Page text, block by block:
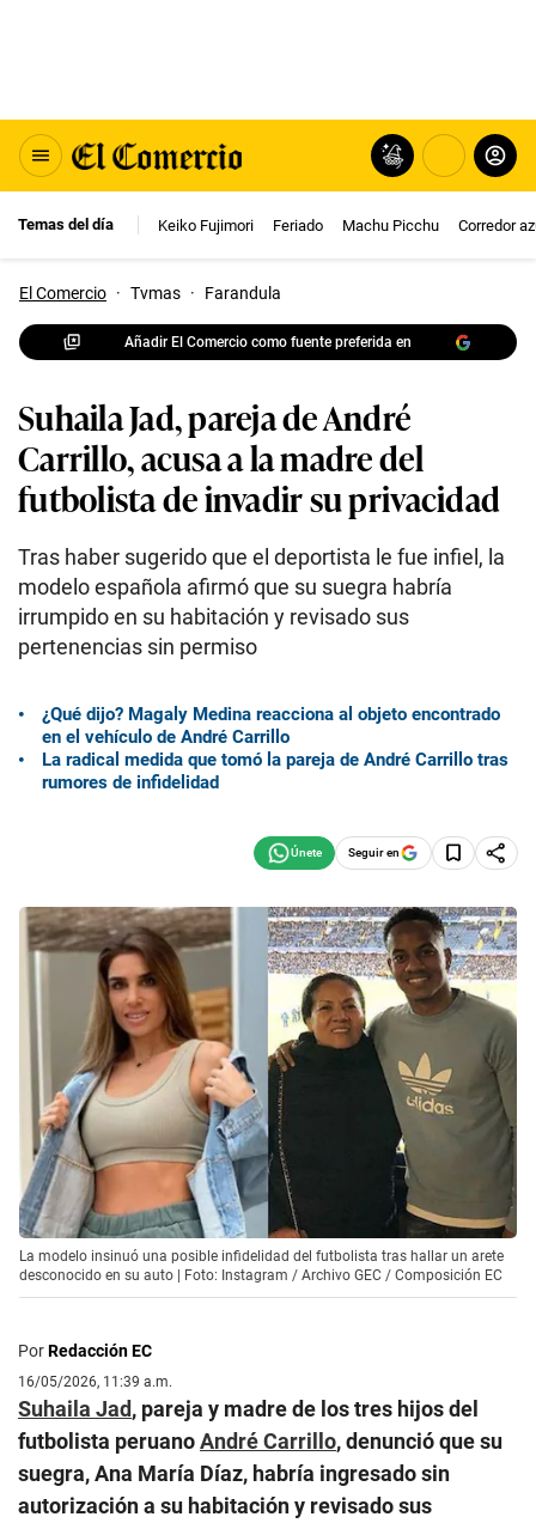
Temas del día Keiko Fujimori Feriado Machu Picchu Corredor
El Comercio · Tvmas · Farandula
Añadir El Comercio como fuente preferida en
Suhaila Jad, pareja de André
Carrillo, acusa a la madre del
futbolista de invadir su privacidad
Tras haber sugerido que el deportista le fue infiel, la
modelo española afirmó que su suegra habría
irrumpido en su habitación y revisado sus
pertenencias sin permiso
¿Qué dijo? Magaly Medina reacciona al objeto encontrado
en el vehículo de André Carrillo
La radical medida que tomó la pareja de André Carrillo tras
rumores de infidelidad
Seguir en
La modelo insinuó una posible infidelidad del futbolista tras hallar un arete
desconocido en su auto | Foto: Instagram / Archivo GEC / Composición EC
PorRedacción EC
16/05/2026, 11:39 a.m.
Suhaila Jad, pareja y madre de los tres hijos del
futbolista peruanoAndré Carrillo, denunció que su
suegra, Ana María Díaz, habría ingresado sin
autorización a su habitación y revisado sus